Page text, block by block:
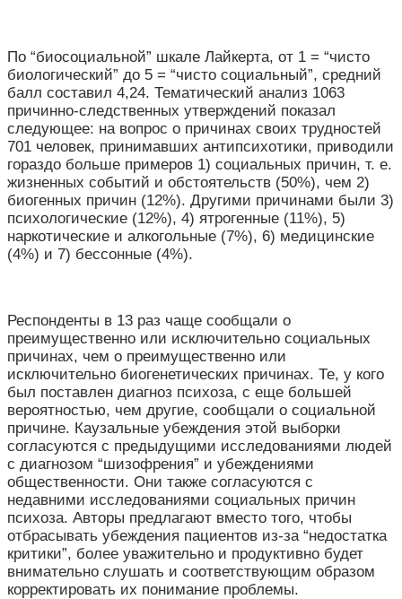
По “биосоциальной” шкале Лайкерта, от 1 = “чисто
биологический” до 5 = “чисто социальный”, средний
балл составил 4,24. Тематический анализ 1063
причинно-следственных утверждений показал
следующее: на вопрос о причинах своих трудностей
701 человек, принимавших антипсихотики, приводили
гораздо больше примеров 1) социальных причин, т. е.
жизненных событий и обстоятельств (50%), чем 2)
биогенных причин (12%). Другими причинами были 3)
психологические (12%), 4) ятрогенные (11%), 5)
наркотические и алкогольные (7%), 6) медицинские
(4%) и 7) бессонные (4%).
Респонденты в 13 раз чаще сообщали о
преимущественно или исключительно социальных
причинах, чем о преимущественно или
исключительно биогенетических причинах. Те, у кого
был поставлен диагноз психоза, с еще большей
вероятностью, чем другие, сообщали о социальной
причине. Каузальные убеждения этой выборки
согласуются с предыдущими исследованиями людей
с диагнозом “шизофрения” и убеждениями
общественности. Они также согласуются с
недавними исследованиями социальных причин
психоза. Авторы предлагают вместо того, чтобы
отбрасывать убеждения пациентов из-за “недостатка
критики”, более уважительно и продуктивно будет
внимательно слушать и соответствующим образом
корректировать их понимание проблемы.